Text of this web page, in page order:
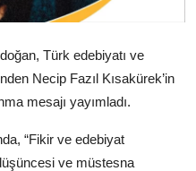
Türk edebiyatı ve
Necip Fazıl Kısakürek’in
mesajı yayımladı.
“Fikir ve edebiyat
ve müstesna